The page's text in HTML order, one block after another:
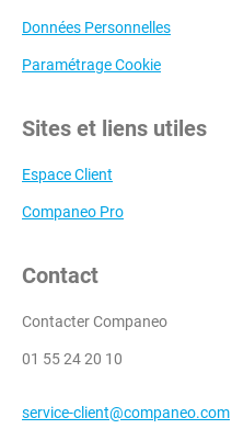
Données Personnelles
Paramétrage Cookie
Sites et liens utiles
Espace Client
Companeo Pro
Contact
Contacter Companeo
01 55 24 20 10
service-client@companeo.com